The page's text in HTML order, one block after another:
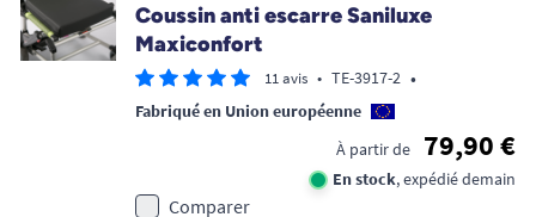
Coussin anti escarre Saniluxe
Maxiconfort
11 avis • TE-3917-2 •
Fabriqué en Union européenne
À partir de
79,90 €
En stock, expédié demain
Comparer